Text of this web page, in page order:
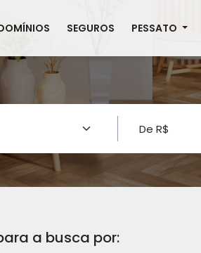
SEGUROS PESSATO
a busca por: